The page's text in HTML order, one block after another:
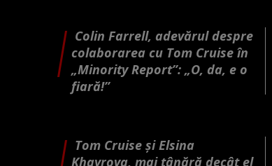
Colin Farrell, adevărul despre
colaborarea cu Tom Cruise în
„Minority Report”: „O, da, e o
fiară!”
Tom Cruise și Elsina
Khayrova, mai tânără decât el